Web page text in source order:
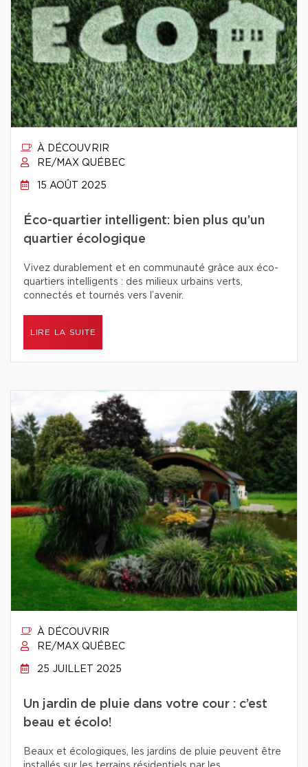
À DÉCOUVRIR
RE/MAX QUÉBEC
15 AOÛT 2025
Éco-quartier intelligent: bien plus qu’un
quartier écologique
Vivez durablement et en communauté grâce aux éco-
quartiers intelligents : des milieux urbains verts,
connectés et tournés vers l’avenir.
LIRE LA SUITE
À DÉCOUVRIR
RE/MAX QUÉBEC
25 JUILLET 2025
Un jardin de pluie dans votre cour : c’est
beau et écolo!
Beaux et écologiques, les jardins de pluie peuvent être